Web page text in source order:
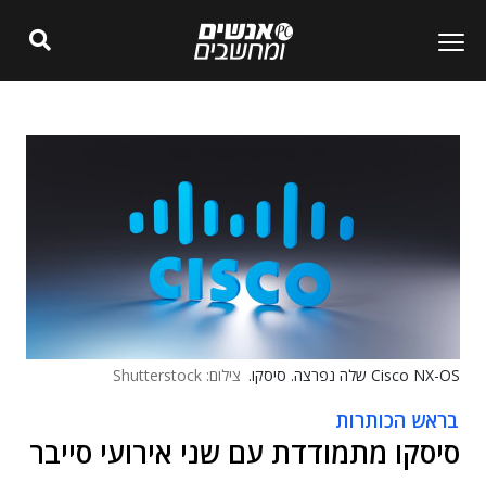
Cisco NX-OS שלה נפרצה. סיסקו. צילום: Shutterstock
בראש הכותרות
סיסקו מתמודדת עם שני אירועי סייבר